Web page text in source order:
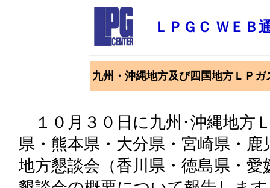
ＬＰＧＣ ＷＥＢ
九州・沖縄地方及び四国地方ＬＰガ
１０月３０日に九州･沖縄地方
県・熊本県・大分県・宮崎県・
地方懇談会（香川県・徳島県・